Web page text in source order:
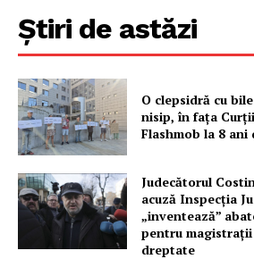
Un proiect
FREEDOM HOUSE
PRESShub
Despre noi / Echipa
Proiecte editoriale
Știri de astăzi
O clepsidră cu
nisip, în fața
Flashmob la 8
Judecătorul
acuză Inspecția
„inventează”
pentru
dreptate